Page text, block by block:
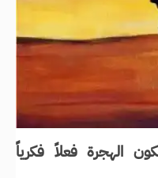
الهجرة فعلاً فكرياً